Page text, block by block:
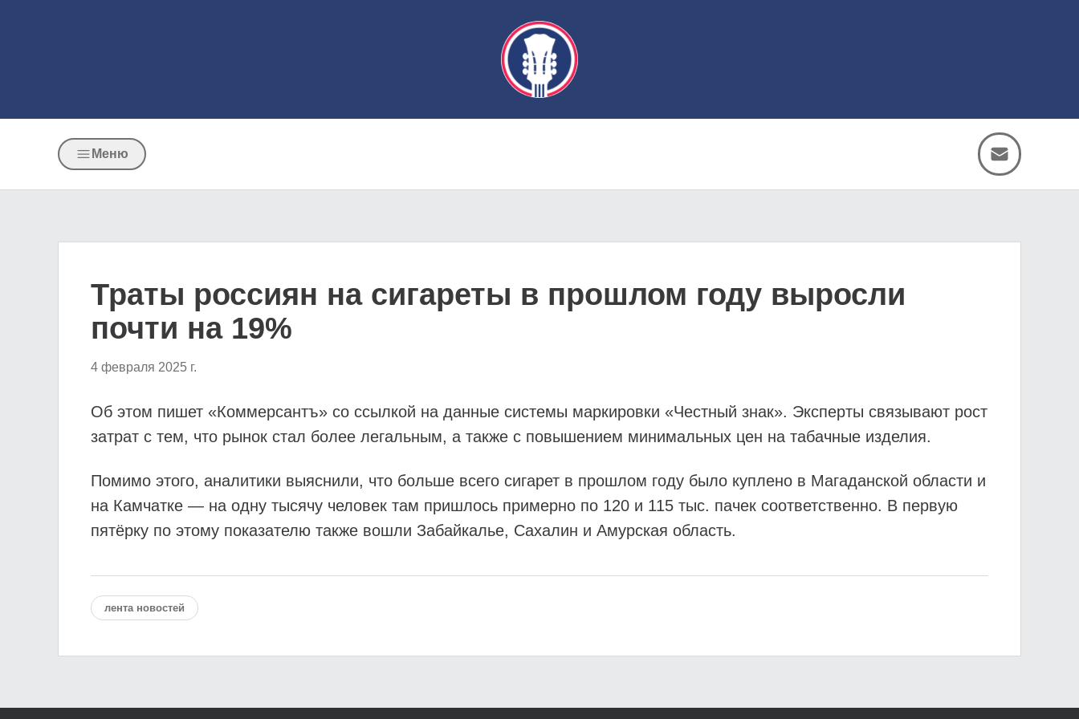
Меню
Траты россиян на сигареты в прошлом году выросли
почти на 19%
4 февраля 2025 г.
Об этом пишет «Коммерсантъ» со ссылкой на данные системы маркировки «Честный знак». Эксперты связывают рост
затрат с тем, что рынок стал более легальным, а также с повышением минимальных цен на табачные изделия.
Помимо этого, аналитики выяснили, что больше всего сигарет в прошлом году было куплено в Магаданской области и
на Камчатке — на одну тысячу человек там пришлось примерно по 120 и 115 тыс. пачек соответственно. В первую
пятёрку по этому показателю также вошли Забайкалье, Сахалин и Амурская область.
лента новостей